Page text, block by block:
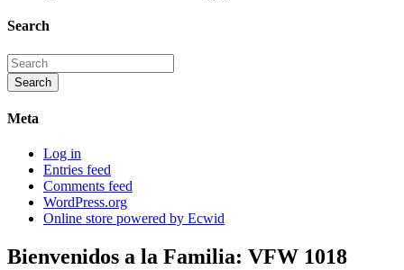
Search
Meta
Log in
Entries feed
Comments feed
WordPress.org
Online store powered by Ecwid
Bienvenidos a la Familia: VFW 1018